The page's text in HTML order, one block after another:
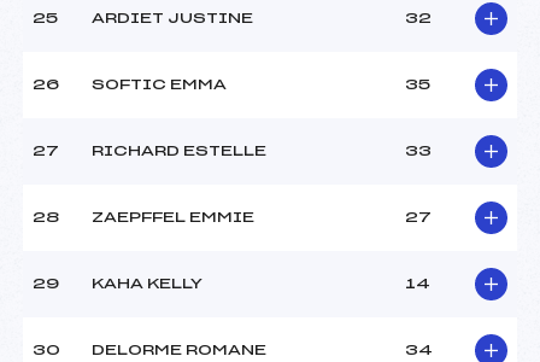
25 ARDIET JUSTINE 32
26 SOFTIC EMMA 35
27 RICHARD ESTELLE 33
28 ZAEPFFEL EMMIE 27
29 KAHA KELLY 14
30 DELORME ROMANE 34